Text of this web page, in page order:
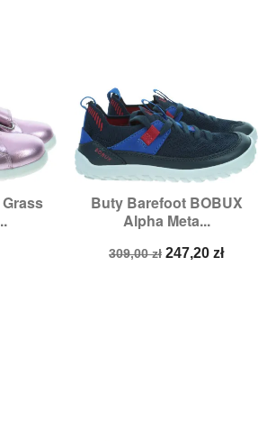
Buty Barefoot BOBUX
Alpha Meta...
Cena
309,00 zł Cena
247,20 zł